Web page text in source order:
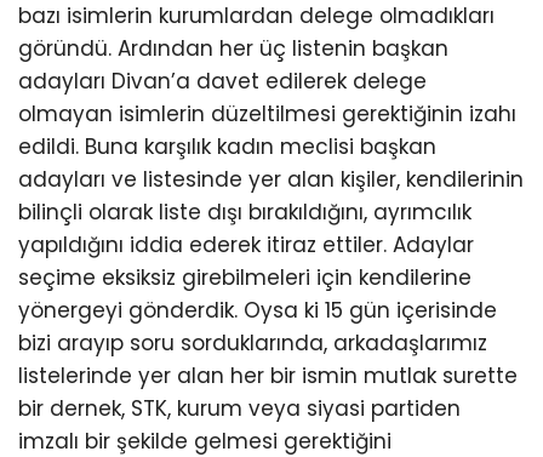
bazı isimlerin kurumlardan delege olmadıkları
göründü. Ardından her üç listenin başkan
adayları Divan’a davet edilerek delege
olmayan isimlerin düzeltilmesi gerektiğinin izahı
edildi. Buna karşılık kadın meclisi başkan
adayları ve listesinde yer alan kişiler, kendilerinin
bilinçli olarak liste dışı bırakıldığını, ayrımcılık
yapıldığını iddia ederek itiraz ettiler. Adaylar
seçime eksiksiz girebilmeleri için kendilerine
yönergeyi gönderdik. Oysa ki 15 gün içerisinde
bizi arayıp soru sorduklarında, arkadaşlarımız
listelerinde yer alan her bir ismin mutlak surette
bir dernek, STK, kurum veya siyasi partiden
imzalı bir şekilde gelmesi gerektiğini